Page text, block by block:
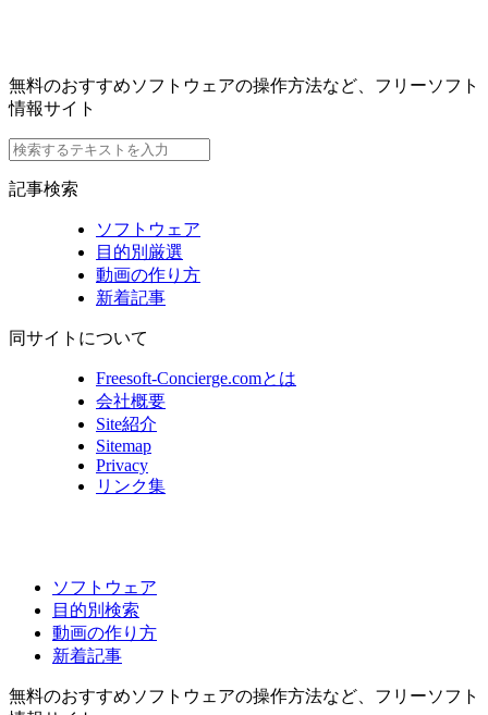
無料のおすすめソフトウェアの操作方法など、フリーソフト
情報サイト
記事検索
ソフトウェア
目的別厳選
動画の作り方
新着記事
同サイトについて
Freesoft-Concierge.comとは
会社概要
Site紹介
Sitemap
Privacy
リンク集
ソフトウェア
目的別検索
動画の作り方
新着記事
無料のおすすめソフトウェアの操作方法など、 フリーソフト